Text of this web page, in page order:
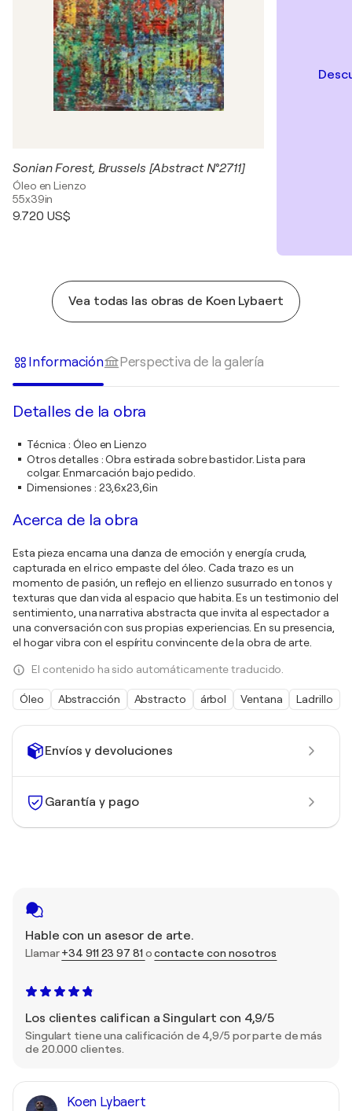
Envíos y devoluciones
Garantía y pago
Hable con un asesor de arte.
Llamar+34 911 23 97 81 ocontacte con nosotros
Los clientes califican a Singulart con 4,9/5
Singulart tiene una calificación de 4,9/5 por parte de más
de 20.000 clientes.
Koen Lybaert
Sonian Forest, Brussels [Abstract N°2711]
Óleo en Lienzo
55x39in
9.720 US$
Vea todas las obras de Koen Lybaert
Información Perspectiva de la galería
Detalles de la obra
Técnica :Óleo en Lienzo
Otros detalles :Obra estirada sobre bastidor. Lista para
colgar. Enmarcación bajo pedido.
Dimensiones : 23,6x23,6in
Acerca de la obra
Esta pieza encarna una danza de emoción y energía cruda,
capturada en el rico empaste del óleo. Cada trazo es un
momento de pasión, un reflejo en el lienzo susurrado en tonos y
texturas que dan vida al espacio que habita. Es un testimonio del
sentimiento, una narrativa abstracta que invita al espectador a
una conversación con sus propias experiencias. En su presencia,
el hogar vibra con el espíritu convincente de la obra de arte.
El contenido ha sido automáticamente traducido.
Óleo Abstracción Abstracto árbol Ventana Ladrillo